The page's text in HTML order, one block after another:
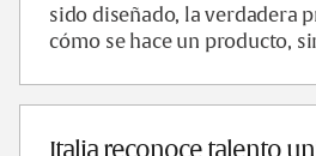
sido diseñado, la verdadera
cómo se hace un producto,
Italia reconoce talento